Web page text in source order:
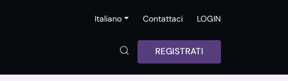
Italiano Contattaci LOGIN
REGISTRATI